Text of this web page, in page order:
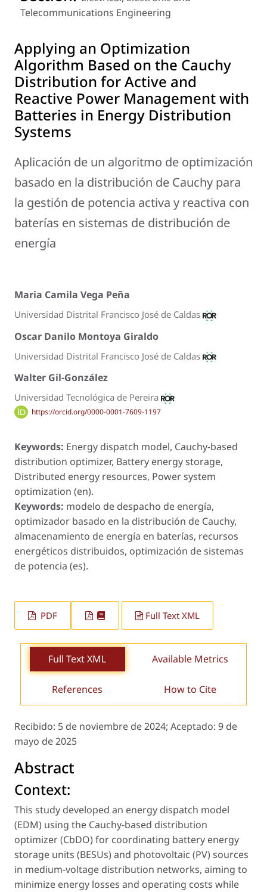
Telecommunications Engineering
Applying an Optimization
Algorithm Based on the Cauchy
Distribution for Active and
Reactive Power Management with
Batteries in Energy Distribution
Systems
Aplicación de un algoritmo de optimización
basado en la distribución de Cauchy para
la gestión de potencia activa y reactiva con
baterías en sistemas de distribución de
energía
Maria Camila Vega Peña
Universidad Distrital Francisco José de Caldas
Oscar Danilo Montoya Giraldo
Universidad Distrital Francisco José de Caldas
Walter Gil-González
Universidad Tecnológica de Pereira
https://orcid.org/0000-0001-7609-1197
Keywords: Energy dispatch model, Cauchy-based
distribution optimizer, Battery energy storage,
Distributed energy resources, Power system
optimization (en).
Keywords: modelo de despacho de energía,
optimizador basado en la distribución de Cauchy,
almacenamiento de energía en baterías, recursos
energéticos distribuidos, optimización de sistemas
de potencia (es).
PDF Full Text XML
Full Text XML Available Metrics
References How to Cite
Recibido: 5 de noviembre de 2024; Aceptado: 9 de
mayo de 2025
Abstract
Context:
This study developed an energy dispatch model
(EDM) using the Cauchy-based distribution
optimizer (CbDO) for coordinating battery energy
storage units (BESUs) and photovoltaic (PV) sources
in medium-voltage distribution networks, aiming to
minimize energy losses and operating costs while